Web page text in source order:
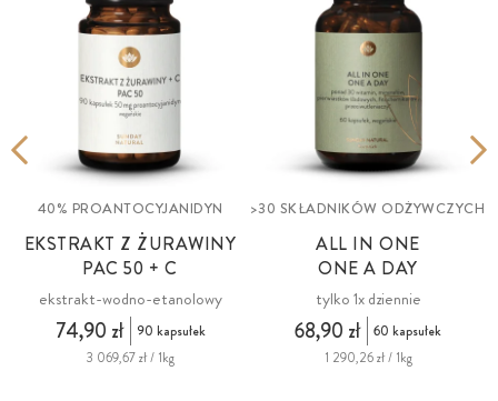
40% PROANTOCYJANIDYN
EKSTRAKT Z ŻURAWINY
PAC 50 + C
ekstrakt-wodno-etanolowy
74,90 zł
90 kapsułek
3 069,67 zł / 1kg
>30 SKŁADNIKÓW ODŻYWCZYCH
ALL IN ONE
ONE A DAY
tylko 1x dziennie
68,90 zł
60 kapsułek
1 290,26 zł / 1kg